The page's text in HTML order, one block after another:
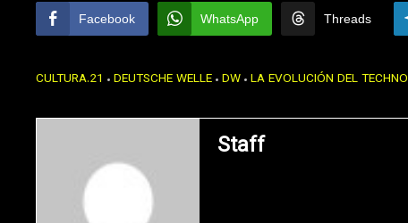
Facebook WhatsApp Threads
CULTURA.21 DEUTSCHE WELLE DW LA EVOLUCIÓN DEL TECHNO
Staff